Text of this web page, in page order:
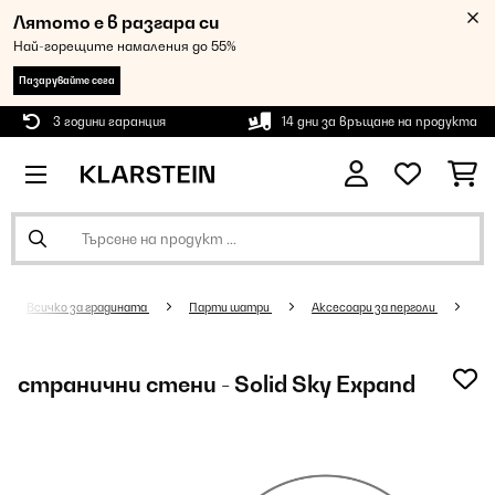
Лятото е в разгара си
Най-горещите намаления до 55%
Пазарувайте сега
3 години гаранция 14 дни за връщане на продукта
Всичко за градината Парти шатри Аксесоари за перголи
странични стени - Solid Sky Expand